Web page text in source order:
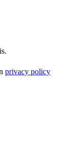
privacy policy